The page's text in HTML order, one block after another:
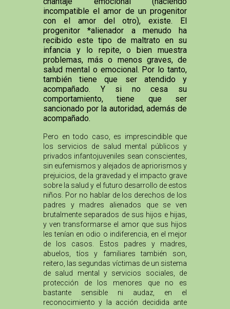
incompatible el amor de un progenitor
con el amor del otro), existe. El
progenitor *alienador a menudo ha
recibido este tipo de maltrato en su
infancia y lo repite, o bien muestra
problemas, más o menos graves, de
salud mental o emocional. Por lo tanto,
también tiene que ser atendido y
acompañado. Y si no cesa su
comportamiento, tiene que ser
sancionado por la autoridad, además de
acompañado.
Pero en todo caso, es imprescindible que
los servicios de salud mental públicos y
privados infantojuveniles sean conscientes,
sin eufemismos y alejados de apriorismos y
prejuicios, de la gravedad y el impacto grave
sobre la salud y el futuro desarrollo de estos
niños. Por no hablar de los derechos de los
padres y madres alienados que se ven
brutalmente separados de sus hijos e hijas,
y ven transformarse el amor que sus hijos
les tenían en odio o indiferencia, en el mejor
de los casos. Estos padres y madres,
abuelos, tíos y familiares también son,
reitero, las segundas víctimas de un sistema
de salud mental y servicios sociales, de
protección de los menores que no es
bastante sensible ni audaz, en el
reconocimiento y la acción decidida ante